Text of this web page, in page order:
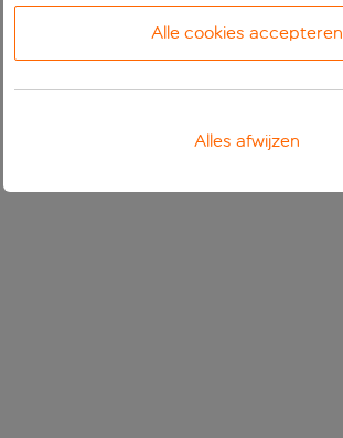
Alle cookies accepteren
Alles afwijzen